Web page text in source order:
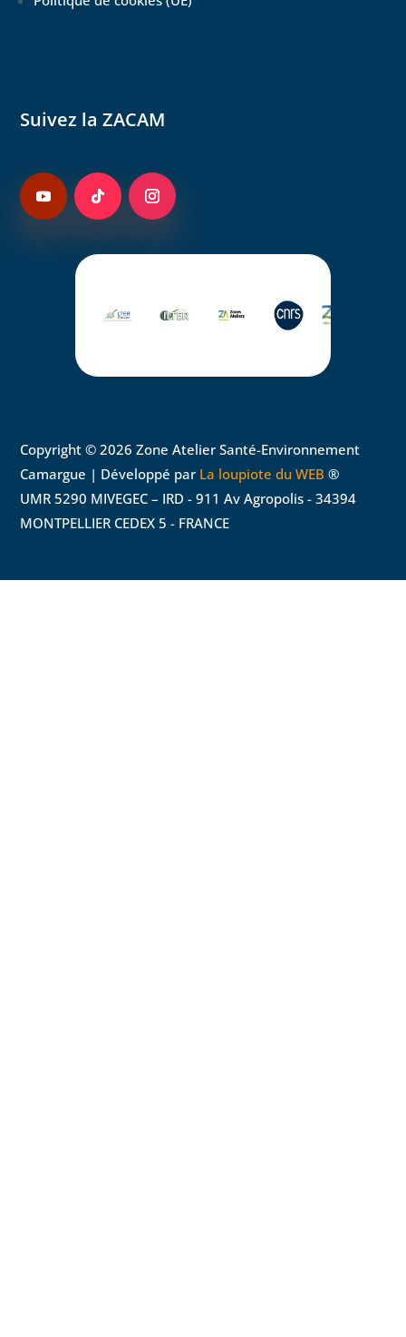
Suivez la ZACAM
Copyright © 2026 Zone Atelier Santé-Environnement
Camargue | Développé par La loupiote du WEB ®
UMR 5290 MIVEGEC – IRD - 911 Av Agropolis - 34394
MONTPELLIER CEDEX 5 - FRANCE